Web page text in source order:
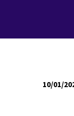
10/01/